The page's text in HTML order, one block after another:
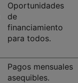
Oportunidades
de
financiamiento
para todos.
Pagos mensuales
asequibles.